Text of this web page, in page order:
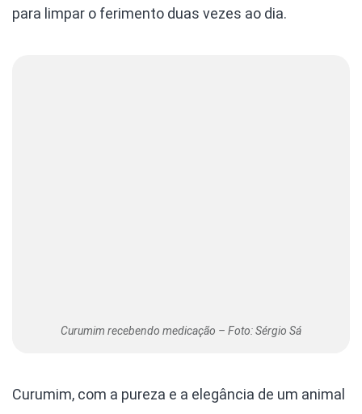
para limpar o ferimento duas vezes ao dia.
Curumim recebendo medicação – Foto: Sérgio Sá
Curumim, com a pureza e a elegância de um animal